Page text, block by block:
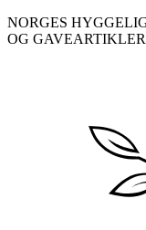
Skip
to
NORGES
OG